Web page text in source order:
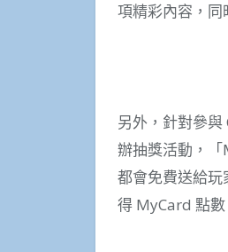
項精彩內容，同
另外，針對參
辦抽獎活動，
都會免費送給玩
得 MyCard 點數